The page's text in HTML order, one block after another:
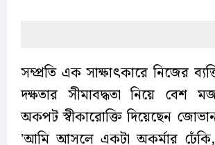
সম্প্রতি এক সাক্ষাৎকারে নিজের
দক্ষতার সীমাবদ্ধতা নিয়ে বেশ
অকপট স্বীকারোক্তি দিয়েছেন
'আমি আসলে একটা অকর্মার ঢেঁকি,